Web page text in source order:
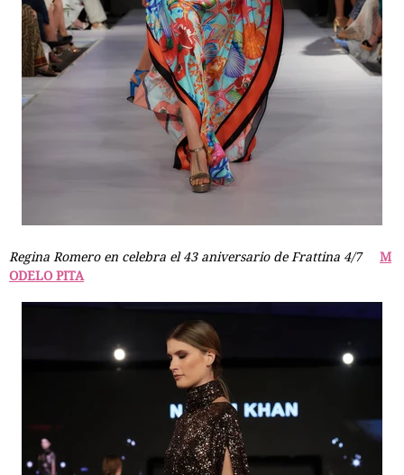
Regina Romero en celebra el 43 aniversario de Frattina 4/7 M
ODELO PITA